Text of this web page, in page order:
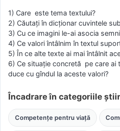
1) Care este tema textului?
2) Căutaţi în dicţionar cuvintele
3) Cu ce imagini le-ai asocia
4) Ce valori întâlnim în textul
5) În ce alte texte ai mai întâlnit
6) Ce situaţie concretă pe care
duce cu gîndul la aceste valori?
Încadrare în categoriile
Competențe pentru viață